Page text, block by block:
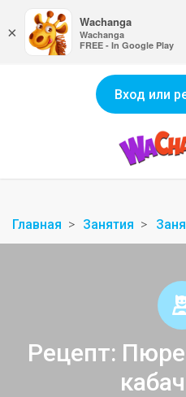
Вход или
Главная Занятия
Рецепт:
×
Wachanga
Wachanga
FREE - In Google Play